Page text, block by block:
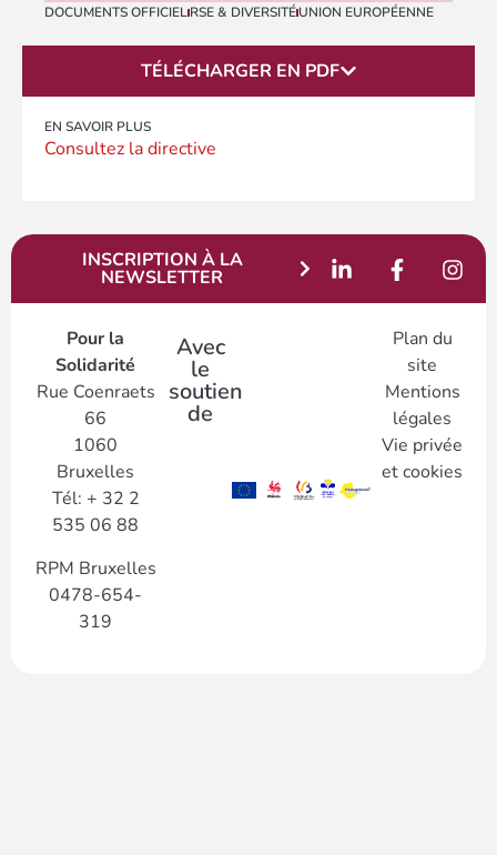
DOCUMENTS OFFICIELRSE & DIVERSITÉUNION EUROPÉENNE
TÉLÉCHARGER EN PDF
EN SAVOIR PLUS
Consultez la directive
INSCRIPTION À LA
NEWSLETTER
Pour la
Solidarité
Rue Coenraets
66
1060
Bruxelles
Tél: + 32 2
535 06 88
RPM Bruxelles
0478-654-
319
Avec
le
soutien
de
Plan du
site
Mentions
légales
Vie privée
et cookies